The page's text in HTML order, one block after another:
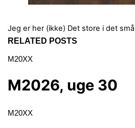
Jeg er her (ikke) Det store i det små
RELATED POSTS
M20XX
M2026, uge 30
M20XX